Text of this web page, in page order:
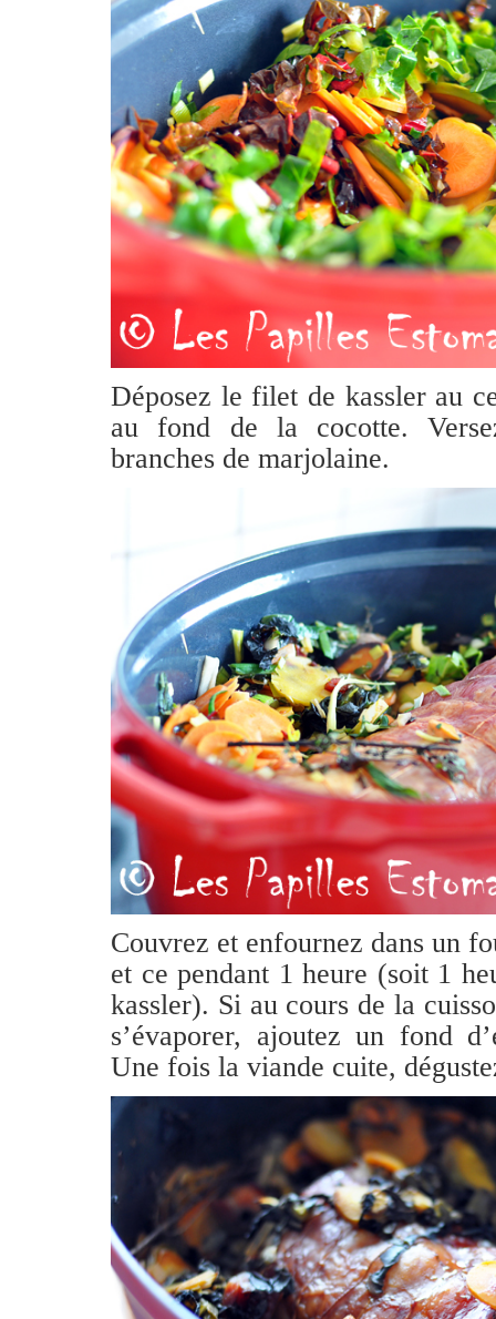
Déposez le filet de kassler au
au fond de la cocotte.
branches de marjolaine.
Couvrez et enfournez dans un
et ce pendant 1 heure (soit 1
kassler). Si au cours de la
s’évaporer, ajoutez un fond
Une fois la viande cuite,